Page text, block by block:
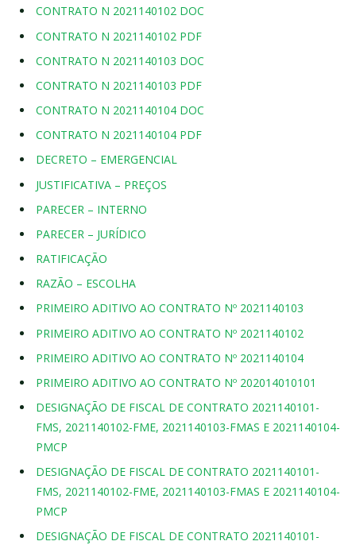
CONTRATO N 2021140102 DOC
CONTRATO N 2021140102 PDF
CONTRATO N 2021140103 DOC
CONTRATO N 2021140103 PDF
CONTRATO N 2021140104 DOC
CONTRATO N 2021140104 PDF
DECRETO – EMERGENCIAL
JUSTIFICATIVA – PREÇOS
PARECER – INTERNO
PARECER – JURÍDICO
RATIFICAÇÃO
RAZÃO – ESCOLHA
PRIMEIRO ADITIVO AO CONTRATO Nº 2021140103
PRIMEIRO ADITIVO AO CONTRATO Nº 2021140102
PRIMEIRO ADITIVO AO CONTRATO Nº 2021140104
PRIMEIRO ADITIVO AO CONTRATO Nº 202014010101
DESIGNAÇÃO DE FISCAL DE CONTRATO 2021140101-
FMS, 2021140102-FME, 2021140103-FMAS E 2021140104-
PMCP
DESIGNAÇÃO DE FISCAL DE CONTRATO 2021140101-
FMS, 2021140102-FME, 2021140103-FMAS E 2021140104-
PMCP
DESIGNAÇÃO DE FISCAL DE CONTRATO 2021140101-